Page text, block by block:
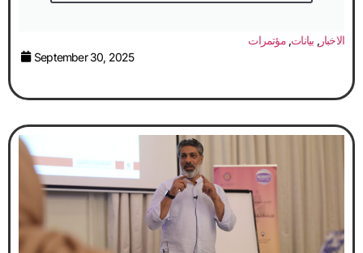
الاخبار, بيانات,مؤتمرات
September 30, 2025